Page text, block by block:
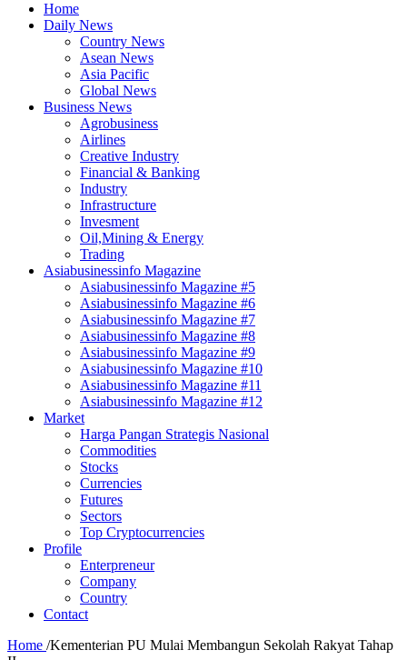
Home
Daily News
Country News
Asean News
Asia Pacific
Global News
Business News
Agrobusiness
Airlines
Creative Industry
Financial & Banking
Industry
Infrastructure
Invesment
Oil,Mining & Energy
Trading
Asiabusinessinfo Magazine
Asiabusinessinfo Magazine #5
Asiabusinessinfo Magazine #6
Asiabusinessinfo Magazine #7
Asiabusinessinfo Magazine #8
Asiabusinessinfo Magazine #9
Asiabusinessinfo Magazine #10
Asiabusinessinfo Magazine #11
Asiabusinessinfo Magazine #12
Market
Harga Pangan Strategis Nasional
Commodities
Stocks
Currencies
Futures
Sectors
Top Cryptocurrencies
Profile
Enterpreneur
Company
Country
Contact
Home /Kementerian PU Mulai Membangun Sekolah Rakyat Tahap